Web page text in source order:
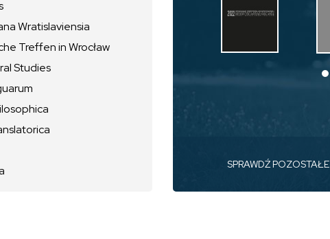
Wratislaviensia
Treffen in Wrocław
Studies
SPRAWDŹ POZOSTAŁE